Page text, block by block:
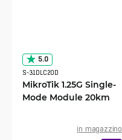
5.0
S-31DLC20D
MikroTik 1.25G Single-
Mode Module 20km
in magazzino